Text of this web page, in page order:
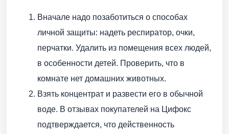
Вначале надо позаботиться о способах
личной защиты: надеть респиратор, очки,
перчатки. Удалить из помещения всех людей,
в особенности детей. Проверить, что в
комнате нет домашних животных.
Взять концентрат и развести его в обычной
воде. В отзывах покупателей на Цифокс
подтверждается, что действенность